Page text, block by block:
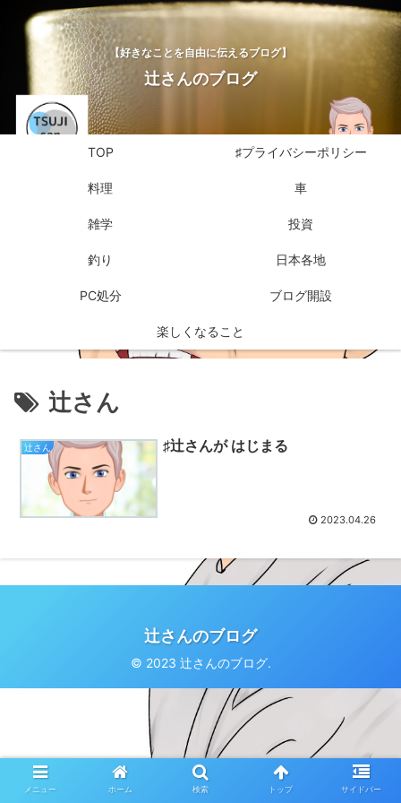
【好きなことを自由に伝えるブログ】
辻さんのブログ
TOP ♯プライバシーポリシー
料理 車
雑学 投資
釣り 日本各地
PC処分 ブログ開設
楽しくなること
辻さん
辻さん ♯辻さんが はじまる
2023.04.26
辻さんのブログ
© 2023 辻さんのブログ.
メニュー ホーム 検索 トップ サイドバー